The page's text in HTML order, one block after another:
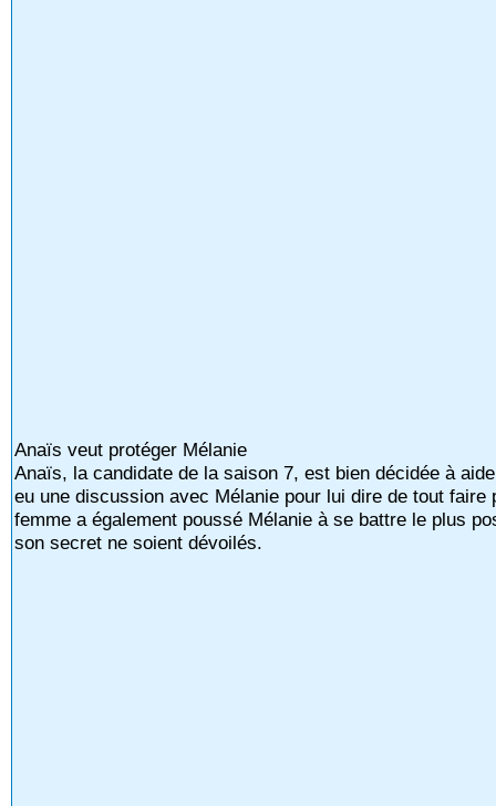
Anaïs veut protéger Mélanie
Anaïs, la candidate de la saison 7, est bien décidée à
eu une discussion avec Mélanie pour lui dire de tout
femme a également poussé Mélanie à se battre le plus
son secret ne soient dévoilés.